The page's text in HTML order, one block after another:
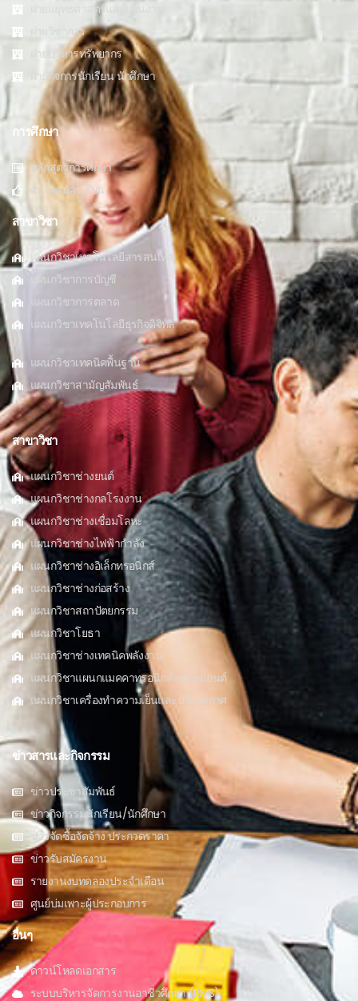
ฝ่ายแยุทธศาสตร์และแผนงาน
ฝ่ายวิชาการ
ฝ่ายบริหารทรัพยากร
ฝ่ายกิจการนักเรียน นักศึกษา
การศึกษา
หลักสูตรการศึกษา
สนใจสมัครเรียน
สาขาวิชา
แผนกวิชาเทคโนโลยีสารสนเทศ
แผนกวิชาการบัญชี
แผนกวิชาการตลาด
แผนกวิชาเทคโนโลยีธุรกิจดิจิทัล
แผนกวิชาเทคนิคพื้นฐาน
แผนกวิชาสามัญสัมพันธ์
สาขาวิชา
แผนกวิชาช่างยนต์
แผนกวิชาช่างกลโรงงาน
แผนกวิชาช่างเชื่อมโลหะ
แผนกวิชาช่างไฟฟ้ากำลัง
แผนกวิชาช่างอิเล็กทรอนิกส์
แผนกวิชาช่างก่อสร้าง
แผนกวิชาสถาปัตยกรรม
แผนกวิชาโยธา
แผนกวิชาช่างเทคนิคพลังงาน
แผนกวิชาแผนกแมคคาทรอนิกส์และหุ่นยนต์
แผนกวิชาเครื่องทำความเย็นและปรับอากาศ
ข่าวสารและกิจกรรม
ข่าวประชาสัมพันธ์
ข่าวกิจกรรมนักเรียน/นักศึกษา
ข่าวจัดซื้อจัดจ้าง ประกวดราคา
ข่าวรับสมัครงาน
รายงานงบทดลองประจำเดือน
ศูนย์บ่มเพาะผู้ประกอบการ
อื่นๆ
ดาวน์โหลดเอกสาร
ระบบบริหารจัดการงานอาชีวศึกษา (RMS)